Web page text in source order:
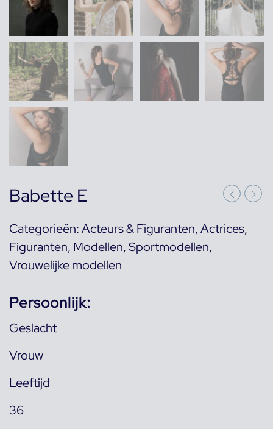
Babette E
Categorieën:Acteurs & Figuranten,Actrices,
Figuranten, Modellen,Sportmodellen,
Vrouwelijke modellen
Persoonlijk:
Geslacht
Vrouw
Leeftijd
36